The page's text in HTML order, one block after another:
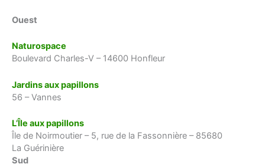
Ouest
Naturospace
Boulevard Charles-V – 14600 Honfleur
Jardins aux papillons
56 – Vannes
L’Île aux papillons
Île de Noirmoutier – 5, rue de la Fassonnière – 85680
La Guérinière
Sud